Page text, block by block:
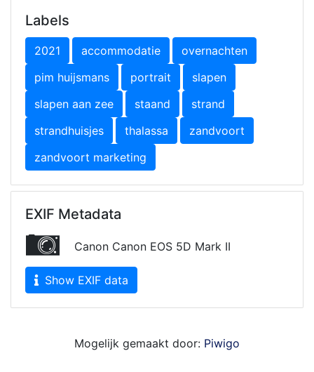
Labels
2021 accommodatie
overnachten
pim huijsmans
portrait
slapen
slapen aan zee
staand
strand
strandhuisjes
thalassa
zandvoort
zandvoort marketing
EXIF Metadata
Canon Canon EOS 5D Mark II
Show EXIF data
Mogelijk gemaakt door: Piwigo